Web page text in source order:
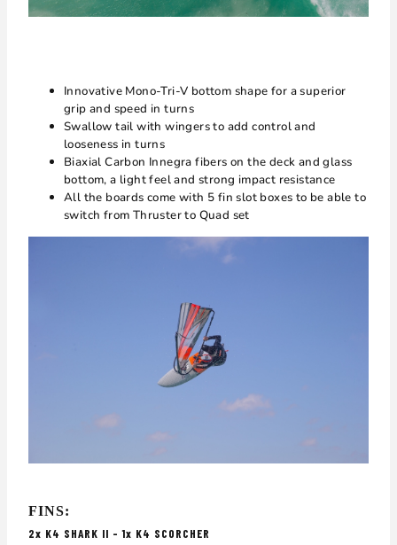
Innovative Mono-Tri-V bottom shape for a superior
grip and speed in turns
Swallow tail with wingers to add control and
looseness in turns
Biaxial Carbon Innegra fibers on the deck and glass
bottom, a light feel and strong impact resistance
All the boards come with 5 fin slot boxes to be able to
switch from Thruster to Quad set
FINS:
2x K4 SHARK II – 1x K4 SCORCHER